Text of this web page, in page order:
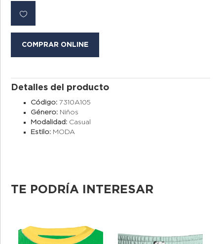
COMPRAR ONLINE
Detalles del producto
Código:7310A105
Género: Niños
Modalidad: Casual
Estilo: MODA
TE PODRÍA INTERESAR